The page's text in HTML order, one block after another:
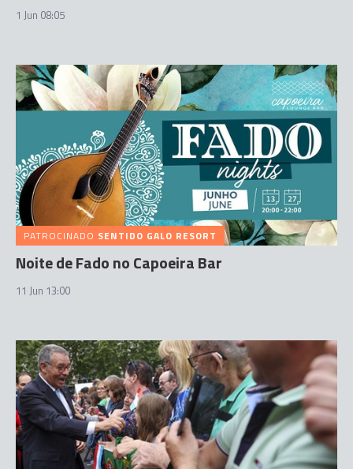
1 Jun 08:05
PATROCINADO SENTIDO GALO RESORT
Noite de Fado no Capoeira Bar
11 Jun 13:00